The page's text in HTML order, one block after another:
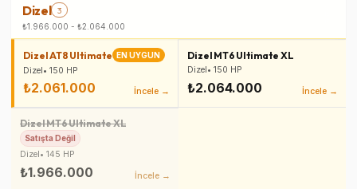
Dizel 3
₺1.966.000 - ₺2.064.000
Dizel AT8 Ultimate EN UYGUN
Dizel• 150 HP
₺2.061.000 İncele →
Dizel MT6 Ultimate XL
Dizel • 150 HP
₺2.064.000 İncele →
Dizel MT6 Ultimate XL
Satışta Değil
Dizel • 145 HP
₺1.966.000 İncele →